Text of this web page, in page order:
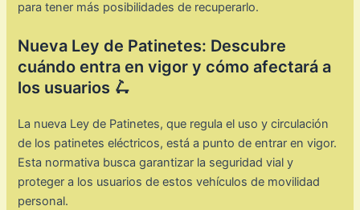
para tener más posibilidades de recuperarlo.
Nueva Ley de Patinetes: Descubre
cuándo entra en vigor y cómo afectará a
los usuarios 🛴
La nueva Ley de Patinetes, que regula el uso y circulación
de los patinetes eléctricos, está a punto de entrar en vigor.
Esta normativa busca garantizar la seguridad vial y
proteger a los usuarios de estos vehículos de movilidad
personal.